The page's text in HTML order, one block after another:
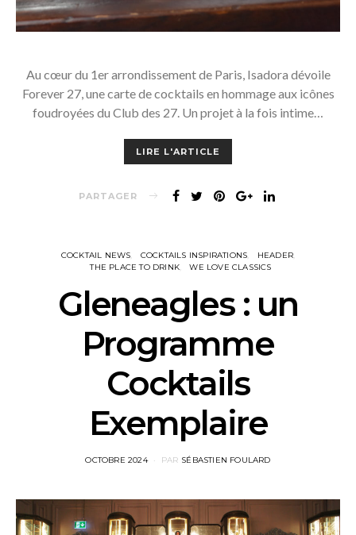
Au cœur du 1er arrondissement de Paris, Isadora dévoile
Forever 27, une carte de cocktails en hommage aux icônes
foudroyées du Club des 27. Un projet à la fois intime…
LIRE L'ARTICLE
PARTAGER
COCKTAIL NEWS COCKTAILS INSPIRATIONS
HEADER
THE PLACE TO DRINK
WE LOVE CLASSICS
Gleneagles : un
Programme
Cocktails
Exemplaire
POSTED
OCTOBRE 2024 PAR SÉBASTIEN FOULARD